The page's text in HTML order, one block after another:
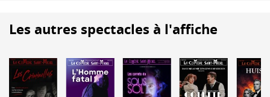
Les autres spectacles à l'affiche